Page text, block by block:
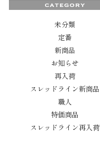
未分類
定番
新商品
お知らせ
再入荷
スレッドライン新商品
職人
特価商品
スレッドライン再入荷